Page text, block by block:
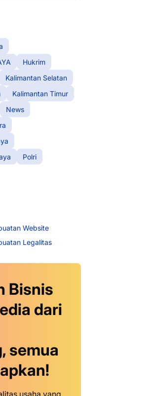
Hukrim
Kalimantan Selatan
Kalimantan Timur
News
Polri
Website
Legalitas
Bisnis
dari
semua
usaha yang